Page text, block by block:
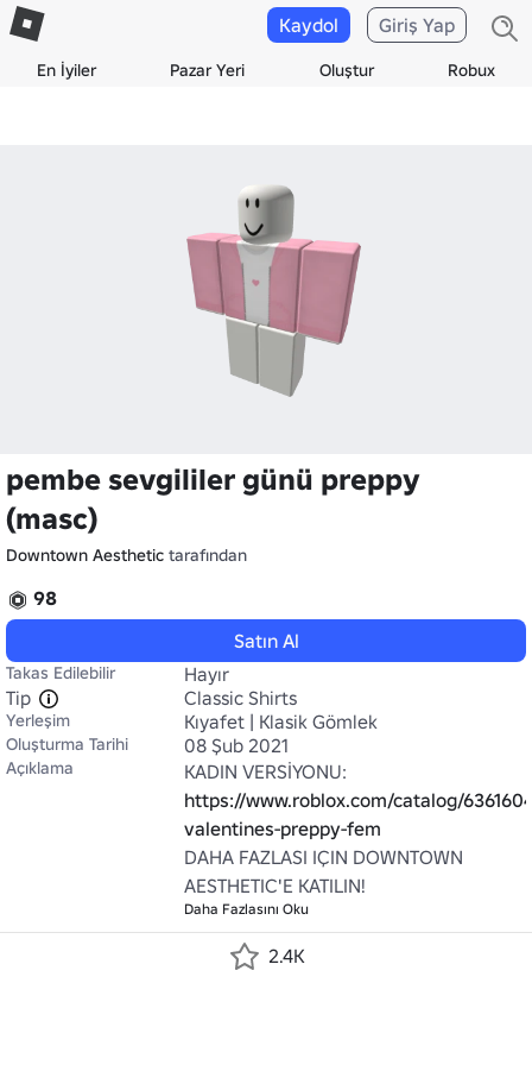
En İyiler Pazar Yeri Oluştur Robux
Kaydol Giriş Yap
pembe sevgililer günü preppy
(masc)
Downtown Aesthetic tarafından
98
Satın Al
Takas Edilebilir
Hayır
Tip
Classic Shirts
Yerleşim Kıyafet | Klasik Gömlek
Oluşturma Tarihi 08 Şub 2021
Açıklama
https://www.roblox.com/catalog/
valentines-preppy-fem
DAHA FAZLASI IÇIN DOWNTOWN
AESTHETIC'E KATILIN!
Daha Fazlasını Oku
2.4K